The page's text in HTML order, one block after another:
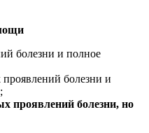
болезни и полное
проявлений болезни и
проявлений болезни, но